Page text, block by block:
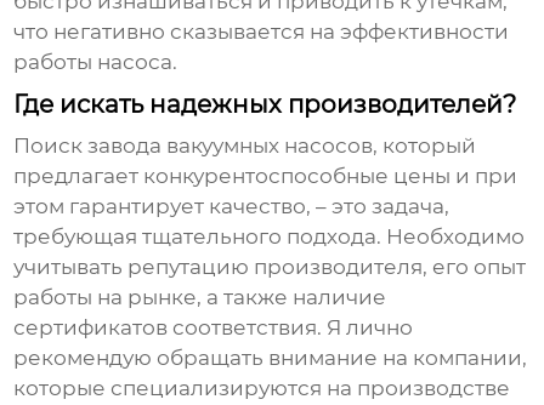
что негативно сказывается на эффективности
работы насоса.
Где искать надежных производителей?
Поискзавода вакуумных насосов, который
предлагает конкурентоспособные цены и при
этом гарантирует качество, – это задача,
требующая тщательного подхода. Необходимо
учитывать репутацию производителя, его опыт
работы на рынке, а также наличие
сертификатов соответствия. Я лично
рекомендую обращать внимание на компании,
которые специализируются на производстве